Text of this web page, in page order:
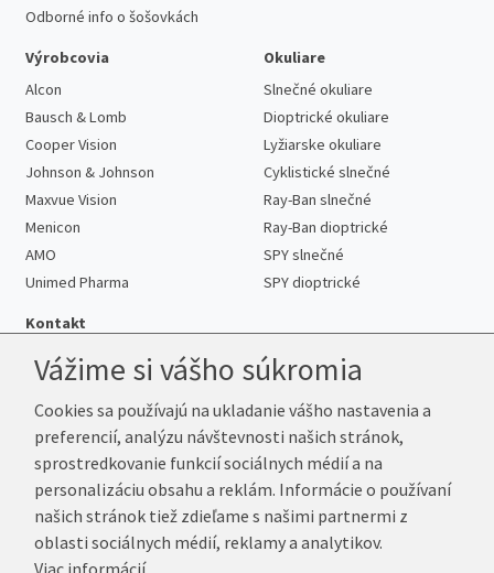
Odborné info o šošovkách
Výrobcovia
Alcon
Bausch & Lomb
Cooper Vision
Johnson & Johnson
Maxvue Vision
Menicon
AMO
Unimed Pharma
Okuliare
Slnečné okuliare
Dioptrické okuliare
Lyžiarske okuliare
Cyklistické slnečné
Ray-Ban slnečné
Ray-Ban dioptrické
SPY slnečné
SPY dioptrické
Kontakt
Telefón:+421 222 205 863
E-mail:info@kup-sosovky.sk
Reklamačná adresa
Andrea Votavová
Revoluční 1017
290 01 Poděbrady
Vážime si vášho súkromia
Cookies sa používajú na ukladanie vášho nastavenia a
preferencií, analýzu návštevnosti našich stránok,
sprostredkovanie funkcií sociálnych médií a na
personalizáciu obsahu a reklám. Informácie o používaní
našich stránok tiež zdieľame s našimi partnermi z
oblasti sociálnych médií, reklamy a analytikov.
Viac informácií